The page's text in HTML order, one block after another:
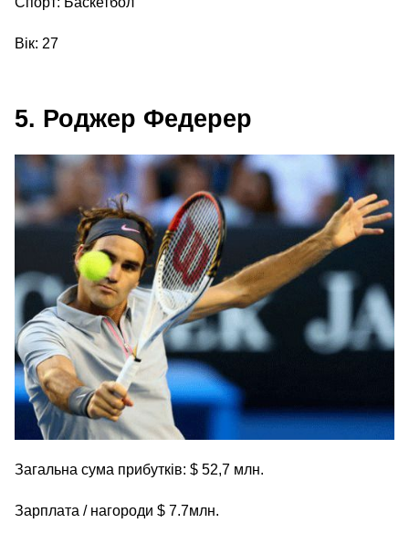
Вік: 27
5. Роджер Федерер
Загальна сума прибутків: $ 52,7 млн.
Зарплата / нагороди $ 7.7млн.